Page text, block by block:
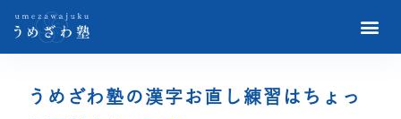
うめざわ塾の漢字お直し練習はちょっ